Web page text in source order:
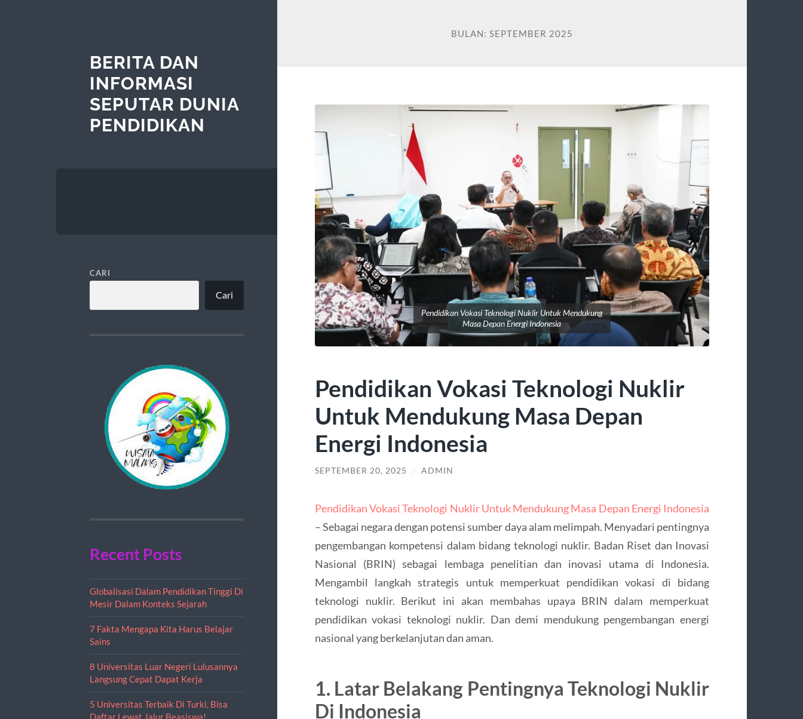
BERITA DAN
INFORMASI
SEPUTAR DUNIA
PENDIDIKAN
CARI
Cari
Recent Posts
Globalisasi Dalam Pendidikan Tinggi Di
Mesir Dalam Konteks Sejarah
7 Fakta Mengapa Kita Harus Belajar
Sains
8 Universitas Luar Negeri Lulusannya
Langsung Cepat Dapat Kerja
5 Universitas Terbaik Di Turki, Bisa
Daftar Lewat Jalur Beasiswa!
BULAN: SEPTEMBER 2025
Pendidikan Vokasi Teknologi Nuklir Untuk Mendukung
Masa Depan Energi Indonesia
Pendidikan Vokasi Teknologi Nuklir
Untuk Mendukung Masa Depan
Energi Indonesia
SEPTEMBER 20, 2025 / ADMIN
Pendidikan Vokasi Teknologi Nuklir Untuk Mendukung Masa Depan Energi Indonesia
– Sebagai negara dengan potensi sumber daya alam melimpah. Menyadari pentingnya
pengembangan kompetensi dalam bidang teknologi nuklir. Badan Riset dan Inovasi
Nasional (BRIN) sebagai lembaga penelitian dan inovasi utama di Indonesia.
Mengambil langkah strategis untuk memperkuat pendidikan vokasi di bidang
teknologi nuklir. Berikut ini akan membahas upaya BRIN dalam memperkuat
pendidikan vokasi teknologi nuklir. Dan demi mendukung pengembangan energi
nasional yang berkelanjutan dan aman.
1. Latar Belakang Pentingnya Teknologi Nuklir
Di Indonesia